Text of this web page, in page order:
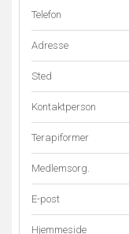
Telefon
Adresse
Sted
Kontaktperson
Terapiformer
Medlemsorg.
E-post
Hjemmeside